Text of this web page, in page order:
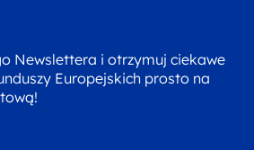
Newslettera i otrzymuj ciekawe
Europejskich prosto na